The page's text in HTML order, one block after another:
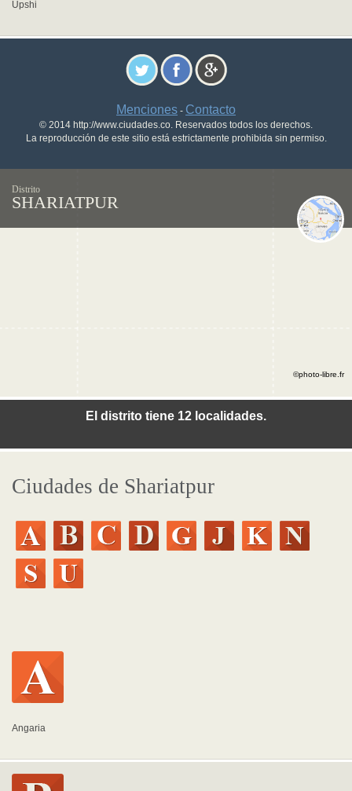
Upshi
Menciones - Contacto
© 2014 http://www.ciudades.co. Reservados todos los derechos.
La reproducción de este sitio está estrictamente prohibida sin permiso.
Distrito
SHARIATPUR
El distrito tiene 12 localidades.
©photo-libre.fr
Ciudades de Shariatpur
Angaria